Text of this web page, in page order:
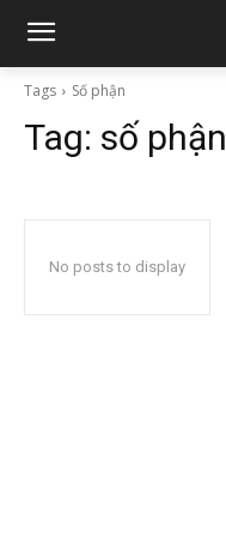
Tags Số phận
Tag: số phận
No posts to display